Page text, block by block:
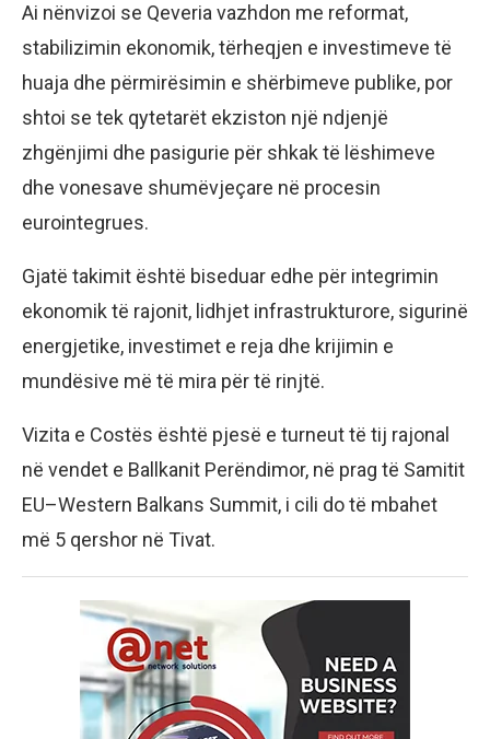
Ai nënvizoi se Qeveria vazhdon me reformat,
stabilizimin ekonomik, tërheqjen e investimeve të
huaja dhe përmirësimin e shërbimeve publike, por
shtoi se tek qytetarët ekziston një ndjenjë
zhgënjimi dhe pasigurie për shkak të lëshimeve
dhe vonesave shumëvjeçare në procesin
eurointegrues.
Gjatë takimit është biseduar edhe për integrimin
ekonomik të rajonit, lidhjet infrastrukturore, sigurinë
energjetike, investimet e reja dhe krijimin e
mundësive më të mira për të rinjtë.
Vizita e Costës është pjesë e turneut të tij rajonal
në vendet e Ballkanit Perëndimor, në prag të Samitit
EU–Western Balkans Summit, i cili do të mbahet
më 5 qershor në Tivat.